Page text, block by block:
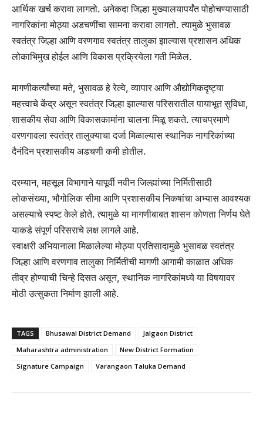
आर्थिक खर्च करावा लागतो. अनेकदा जिल्हा मुख्यालयापर्यंत पोहोचण्यासाठी
नागरिकांना मोठ्या अडचणींचा सामना करावा लागतो. त्यामुळे भुसावळ
स्वतंत्र जिल्हा आणि वरणगाव स्वतंत्र तालुका झाल्यास प्रशासन अधिक
लोकाभिमुख होईल आणि विकास प्रक्रियेला गती मिळेल.
मागणीकर्त्यांच्या मते, भुसावळ हे रेल्वे, व्यापार आणि औद्योगिकदृष्ट्या
महत्त्वाचे केंद्र असून स्वतंत्र जिल्हा झाल्यास परिसरातील पायाभूत सुविधा,
शासकीय सेवा आणि विकासकामांना चालना मिळू शकते. त्याचप्रमाणे
वरणगावला स्वतंत्र तालुक्याचा दर्जा मिळाल्यास स्थानिक नागरिकांच्या
दैनंदिन प्रशासकीय अडचणी कमी होतील.
दरम्यान, महसूल विभागाने यापूर्वी नवीन जिल्ह्यांच्या निर्मितीसाठी
लोकसंख्या, भौगोलिक सीमा आणि प्रशासकीय निकषांचा अभ्यास आवश्यक
असल्याचे स्पष्ट केले होते. त्यामुळे या मागणीबाबत शासन कोणता निर्णय घेते
याकडे संपूर्ण परिसराचे लक्ष लागले आहे.
स्वाक्षरी अभियानाला मिळालेल्या मोठ्या प्रतिसादामुळे भुसावळ स्वतंत्र
जिल्हा आणि वरणगाव तालुका निर्मितीची मागणी आगामी काळात अधिक
तीव्र होण्याची चिन्हे दिसत असून, स्थानिक नागरिकांमध्ये या विषयावर
मोठी उत्सुकता निर्माण झाली आहे.
TAGS Bhusawal District Demand
Jalgaon District
Maharashtra administration
New District Formation
Signature Campaign
Varangaon Taluka Demand